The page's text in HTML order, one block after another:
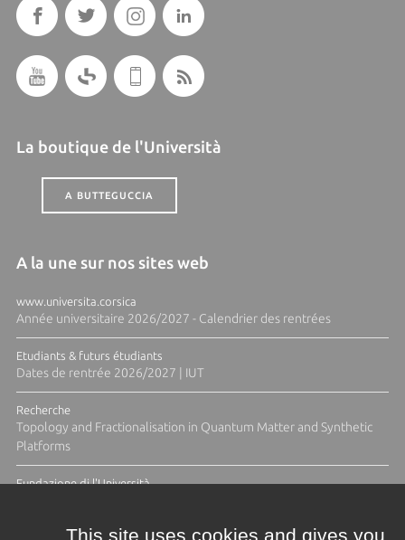
La boutique de l'Università
A BUTTEGUCCIA
A la une sur nos sites web
www.universita.corsica
Année universitaire 2026/2027 - Calendrier des rentrées
Etudiants & futurs étudiants
Dates de rentrée 2026/2027 | IUT
Recherche
Topology and Fractionalisation in Quantum Matter and Synthetic
Platforms
Fundazione di l'Università
This site uses cookies and gives you